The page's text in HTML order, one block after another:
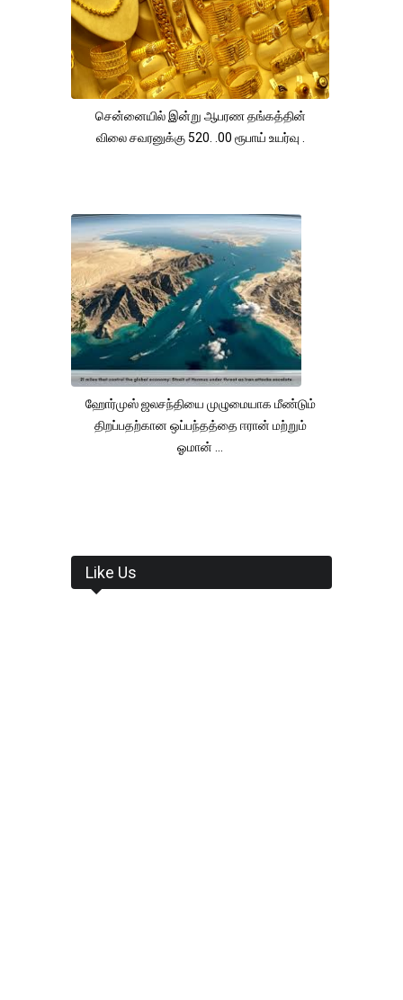
சென்னையில் இன்று ஆபரண தங்கத்தின்
விலை சவரனுக்கு 520. .00 ரூபாய் உயர்வு .
ஹோர்முஸ் ஜலசந்தியை முழுமையாக மீண்டும்
திறப்பதற்கான ஒப்பந்தத்தை ஈரான் மற்றும்
ஓமான் ...
Like Us